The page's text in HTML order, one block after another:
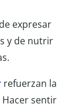
expresar
y de nutrir
refuerzan la
sentir